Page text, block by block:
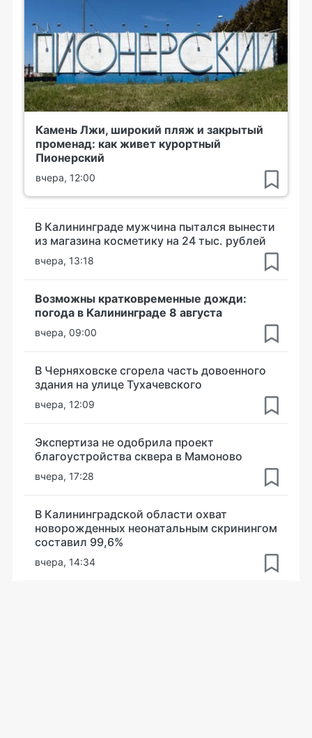
Камень Лжи, широкий пляж и закрытый
променад: как живет курортный
Пионерский
вчера, 12:00
В Калининграде мужчина пытался вынести
из магазина косметику на 24 тыс. рублей
вчера, 13:18
Возможны кратковременные дожди:
погода в Калининграде 8 августа
вчера, 09:00
В Черняховске сгорела часть довоенного
здания на улице Тухачевского
вчера, 12:09
Экспертиза не одобрила проект
благоустройства сквера в Мамоново
вчера, 17:28
В Калининградской области охват
новорожденных неонатальным скринингом
составил 99,6%
вчера, 14:34